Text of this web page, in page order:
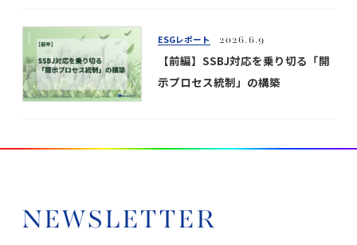
ESGレポート 2026.6.9
【前編】SSBJ対応を乗り切る「開
示プロセス統制」の構築
NEWSLETTER